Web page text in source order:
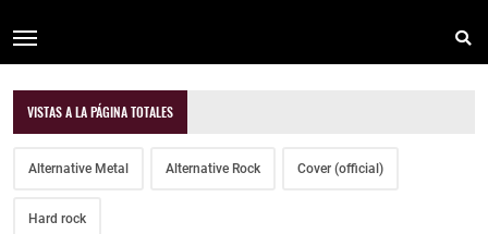
VISTAS A LA PÁGINA TOTALES
Alternative Metal Alternative Rock Cover (official)
Hard rock